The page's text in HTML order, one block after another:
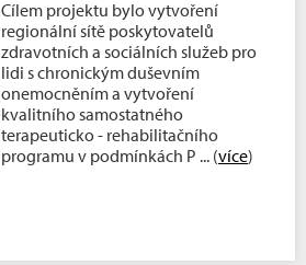
Cílem projektu bylo vytvoření
regionální sítě poskytovatelů
zdravotních a sociálních služeb pro
lidi s chronickým duševním
onemocněním a vytvoření
kvalitního samostatného
terapeuticko - rehabilitačního
programu v podmínkách P ... (více)